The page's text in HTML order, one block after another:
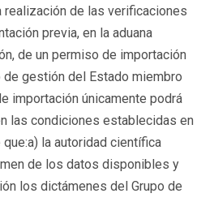
realización de las verificaciones
previa, en la aduana
de un permiso de importación
gestión del Estado miembro
importación únicamente podrá
las condiciones establecidas en
la autoridad científica
de los datos disponibles y
los dictámenes del Grupo de